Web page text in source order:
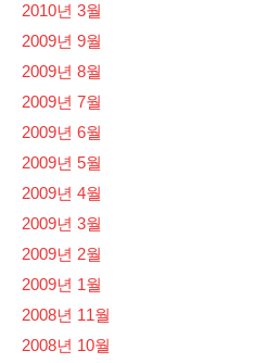
2010년 3월
2009년 9월
2009년 8월
2009년 7월
2009년 6월
2009년 5월
2009년 4월
2009년 3월
2009년 2월
2009년 1월
2008년 11월
2008년 10월